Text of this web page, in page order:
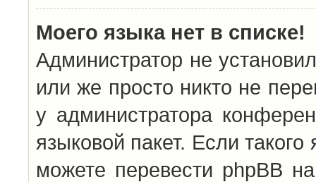
Моего языка нет в списке!
Администратор не
или же просто никто не
у администратора
языковой пакет. Если
можете перевести phpBB